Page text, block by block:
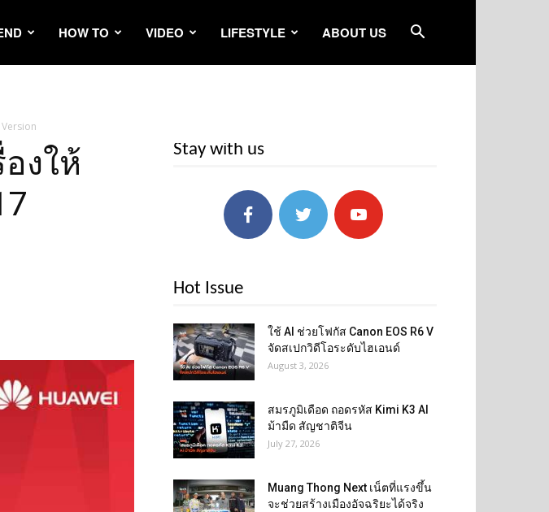
HOW TO VIDEO LIFESTYLE ABOUT US
งให้
Stay with us
Hot Issue
ใช้ AI ช่วยโฟกัส Canon EOS R6 V
จัดสเปกวิดีโอระดับไฮเอนด์
August 3, 2026
สมรภูมิเดือด ถอดรหัส Kimi K3 AI
ม้ามืด สัญชาติจีน
July 27, 2026
Muang Thong Next เน็ตที่แรงขึ้น
จะช่วยสร้างเมืองอัจฉริยะได้จริง